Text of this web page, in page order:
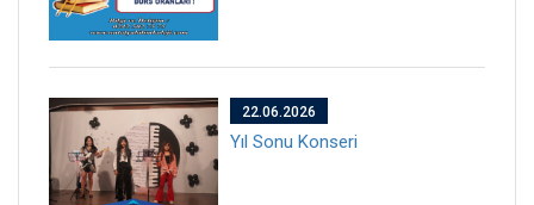
22.06.2026
Yıl Sonu Konseri